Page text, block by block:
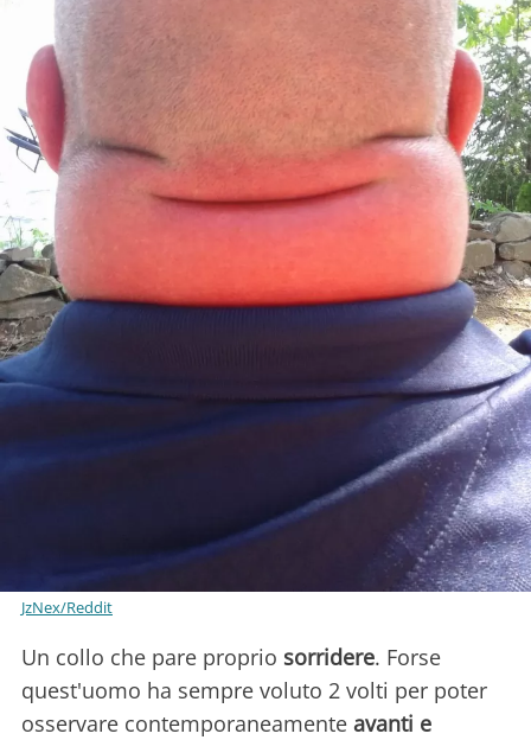
JzNex/Reddit
Un collo che pare proprio sorridere. Forse
quest'uomo ha sempre voluto 2 volti per poter
osservare contemporaneamente avanti e